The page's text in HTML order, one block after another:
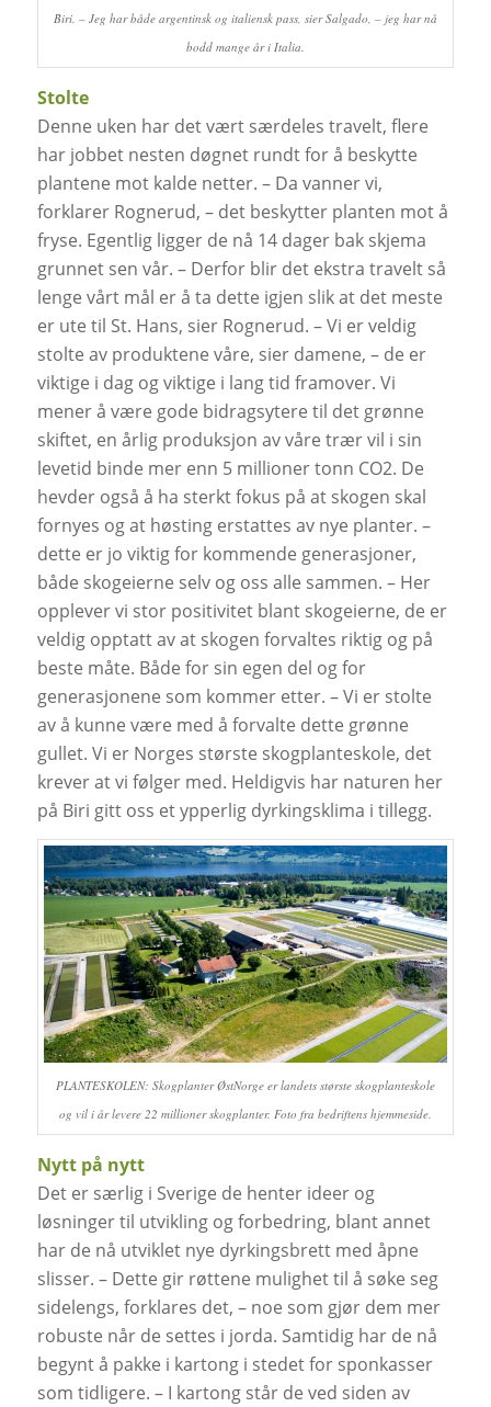
Biri. – Jeg har både argentinsk og italiensk pass, sier Salgado, – jeg har nå
bodd mange år i Italia.
Stolte
Denne uken har det vært særdeles travelt, flere
har jobbet nesten døgnet rundt for å beskytte
plantene mot kalde netter. – Da vanner vi,
forklarer Rognerud, – det beskytter planten mot å
fryse. Egentlig ligger de nå 14 dager bak skjema
grunnet sen vår. – Derfor blir det ekstra travelt så
lenge vårt mål er å ta dette igjen slik at det meste
er ute til St. Hans, sier Rognerud. – Vi er veldig
stolte av produktene våre, sier damene, – de er
viktige i dag og viktige i lang tid framover. Vi
mener å være gode bidragsytere til det grønne
skiftet, en årlig produksjon av våre trær vil i sin
levetid binde mer enn 5 millioner tonn CO2. De
hevder også å ha sterkt fokus på at skogen skal
fornyes og at høsting erstattes av nye planter. –
dette er jo viktig for kommende generasjoner,
både skogeierne selv og oss alle sammen. – Her
opplever vi stor positivitet blant skogeierne, de er
veldig opptatt av at skogen forvaltes riktig og på
beste måte. Både for sin egen del og for
generasjonene som kommer etter. – Vi er stolte
av å kunne være med å forvalte dette grønne
gullet. Vi er Norges største skogplanteskole, det
krever at vi følger med. Heldigvis har naturen her
på Biri gitt oss et ypperlig dyrkingsklima i tillegg.
PLANTESKOLEN: Skogplanter ØstNorge er landets største skogplanteskole
og vil i år levere 22 millioner skogplanter. Foto fra bedriftens hjemmeside.
Nytt på nytt
Det er særlig i Sverige de henter ideer og
løsninger til utvikling og forbedring, blant annet
har de nå utviklet nye dyrkingsbrett med åpne
slisser. – Dette gir røttene mulighet til å søke seg
sidelengs, forklares det, – noe som gjør dem mer
robuste når de settes i jorda. Samtidig har de nå
begynt å pakke i kartong i stedet for sponkasser
som tidligere. – I kartong står de ved siden av